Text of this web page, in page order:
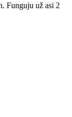
Funguju už asi 2